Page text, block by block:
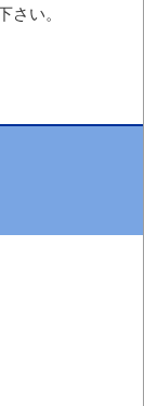
さい。